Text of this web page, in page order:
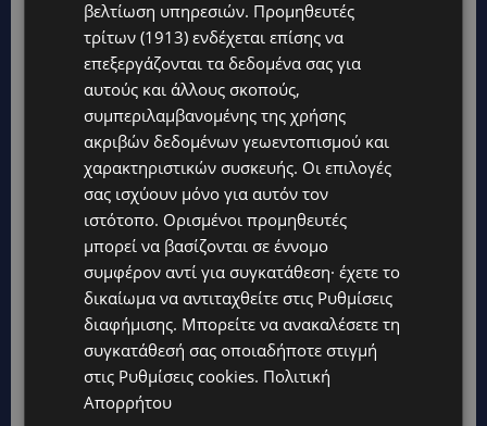
Topics
UPDATES
ΦΕΙΔΙΑΣ ΠΑΝΑΓΙΩΤΟΥ: Η εμφάνισή του στην εκδήλωση για
Ισαάκ και Σολωμού προκάλεσε αντιδράσεις – «Ασέβεια προς
τους νεκρούς»-(Φώτο)
UPDATES
ΔΗΜΟΣ ΛΑΤΣΙΩΝ – ΓΕΡΙΟΥ: Πάνω από 8.000 υπογραφές κατά
των Δομών Ανηλίκων – Ζητούν γραπτή δέσμευση από το
UPDATES
ΑΓΙΟΣ ΙΩΑΝΝΗΣ ΠΙΤΣΙΛΙΑΣ: Ξανανοίγει η πισίνα του χωριού –
Μια ανάσα δροσιάς για κατοίκους και επισκέπτες
βελτίωση υπηρεσιών. Προμηθευτές
τρίτων (1913) ενδέχεται επίσης να
επεξεργάζονται τα δεδομένα σας για
αυτούς και άλλους σκοπούς,
συμπεριλαμβανομένης της χρήσης
ακριβών δεδομένων γεωεντοπισμού και
χαρακτηριστικών συσκευής. Οι επιλογές
σας ισχύουν μόνο για αυτόν τον
ιστότοπο. Ορισμένοι προμηθευτές
μπορεί να βασίζονται σε έννομο
συμφέρον αντί για συγκατάθεση· έχετε το
δικαίωμα να αντιταχθείτε στις Ρυθμίσεις
διαφήμισης. Μπορείτε να ανακαλέσετε τη
συγκατάθεσή σας οποιαδήποτε στιγμή
στις Ρυθμίσεις cookies. Πολιτική
Απορρήτου